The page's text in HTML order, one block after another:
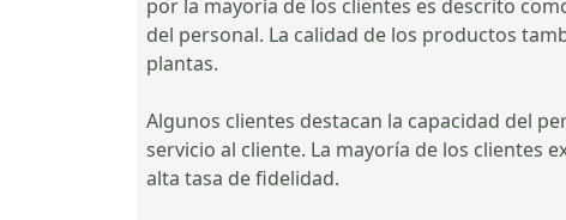
por la mayoría de los clientes es descrito
del personal. La calidad de los productos
plantas.
Algunos clientes destacan la capacidad del
servicio al cliente. La mayoría de los clientes
alta tasa de fidelidad.